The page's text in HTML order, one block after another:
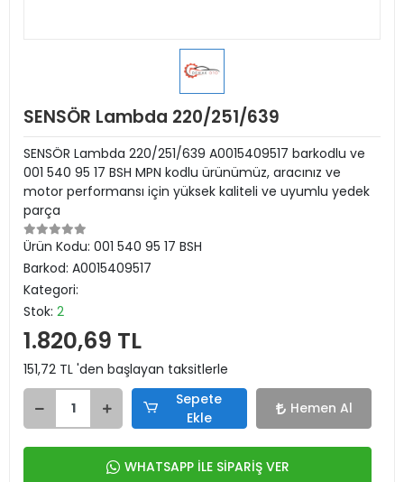
SENSÖR Lambda 220/251/639
SENSÖR Lambda 220/251/639 A0015409517 barkodlu ve
001 540 95 17 BSH MPN kodlu ürünümüz, aracınız ve
motor performansı için yüksek kaliteli ve uyumlu yedek
parça
Ürün Kodu: 001 540 95 17 BSH
Barkod: A0015409517
Kategori:
Stok: 2
1.820,69 TL
151,72 TL 'den başlayan taksitlerle
Sepete
Ekle
Hemen Al
WHATSAPP İLE SİPARİŞ VER